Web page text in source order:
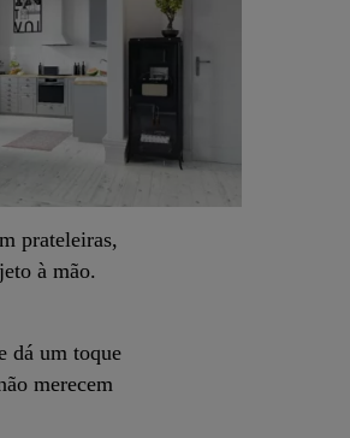
prateleiras,
à mão.
dá um toque
merecem